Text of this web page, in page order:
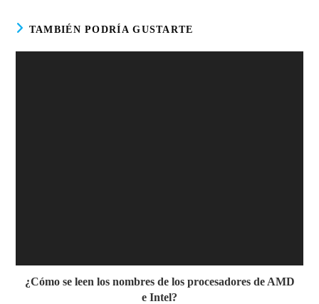
TAMBIÉN PODRÍA GUSTARTE
¿Cómo se leen los nombres de los procesadores de AMD
e Intel?